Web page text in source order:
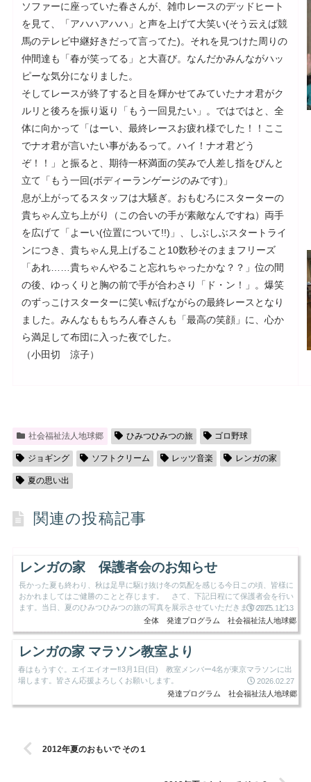
ソファーに座っていた春さんが、雑巾レースのデッドヒート
を見て、「アハハアハハ」と声を上げて大笑い(そう云えば競
馬のテレビ中継好きだって言ってた)。それを見つけた周りの
仲間達も「春が笑ってる」と大喜び。なんだかみんながハッ
ピーな気分になりました。
そしてレースが終了すると目を輝かせてみていたナオ君がク
ルリと後ろを振り返り「もう一回見たい」。ではではと、全
体に向かって「はーい、最終レースお疲れ様でした！！ここ
でナオ君が言いたい事があるって。ハイ！ナオ君どう
ぞ！！」と振ると、期待一杯満面の笑みで人差し指をぴんと
立て「もう一回(ボディーランゲージのみです)」
息が上がってるスタッフは大騒ぎ。おもむろにスターターの
貴ちゃん立ち上がり（この合いの手が素敵なんですね）両手
を広げて「よーい(位置について!!)」、しぶしぶスタートライ
ンにつき、貴ちゃん見上げること10数秒そのままフリーズ
「あれ……貴ちゃんやること忘れちゃったかな？？」位の間
の後、ゆっくりと胸の前で手が合わさり「ド・ン！」。爆笑
のずっこけスターターに笑い転げながらの最終レースとなり
ました。みんなももちろん春さんも「最高の笑顔」に、心か
ら満足して布団に入った夜でした。
（小田切 涼子）
社会福祉法人地球郷 ひみつひみつの旅 ゴロ野球
ジョギング ソフトクリーム レッツ音楽 レンガの家
夏の思い出
関連の投稿記事
レンガの家 保護者会のお知らせ
長かった夏も終わり、秋は足早に駆け抜け冬の気配を感じる今日この頃、皆様に
おかれましてはご健勝のことと存じます。 さて、下記日程にて保護者会を行い
ます。当日、夏のひみつひみつの旅の写真を展示させていただきますので、どう
2025.11.13
全体
発達プログラム 社会福祉法人地球郷
レンガの家 マラソン教室より
春はもうすぐ。エイエイオー‼3月1日(日) 教室メンバー4名が東京マラソンに出
場します。皆さん応援よろしくお願いします。
2026.02.27
発達プログラム
社会福祉法人地球郷
2012年夏のおもいで その１